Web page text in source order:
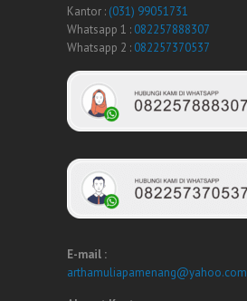
Kantor : (031) 99051731
Whatsapp 1 : 082257888307
Whatsapp 2 : 082257370537
E-mail :
arthamuliapamenang@yahoo.com